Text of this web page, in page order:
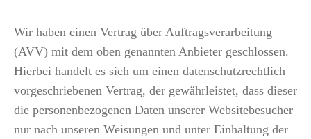
Wir haben einen Vertrag über Auftragsverarbeitung
(AVV) mit dem oben genannten Anbieter geschlossen.
Hierbei handelt es sich um einen datenschutzrechtlich
vorgeschriebenen Vertrag, der gewährleistet, dass dieser
die personenbezogenen Daten unserer Websitebesucher
nur nach unseren Weisungen und unter Einhaltung der